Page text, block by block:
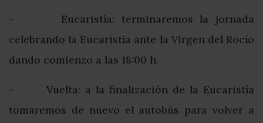
- Eucaristía: terminaremos la jornada
celebrando la Eucaristía ante la Virgen del Rocío
dando comienzo a las 18:00 h.
- Vuelta: a la finalización de la Eucaristía
tomaremos de nuevo el autobús para volver a